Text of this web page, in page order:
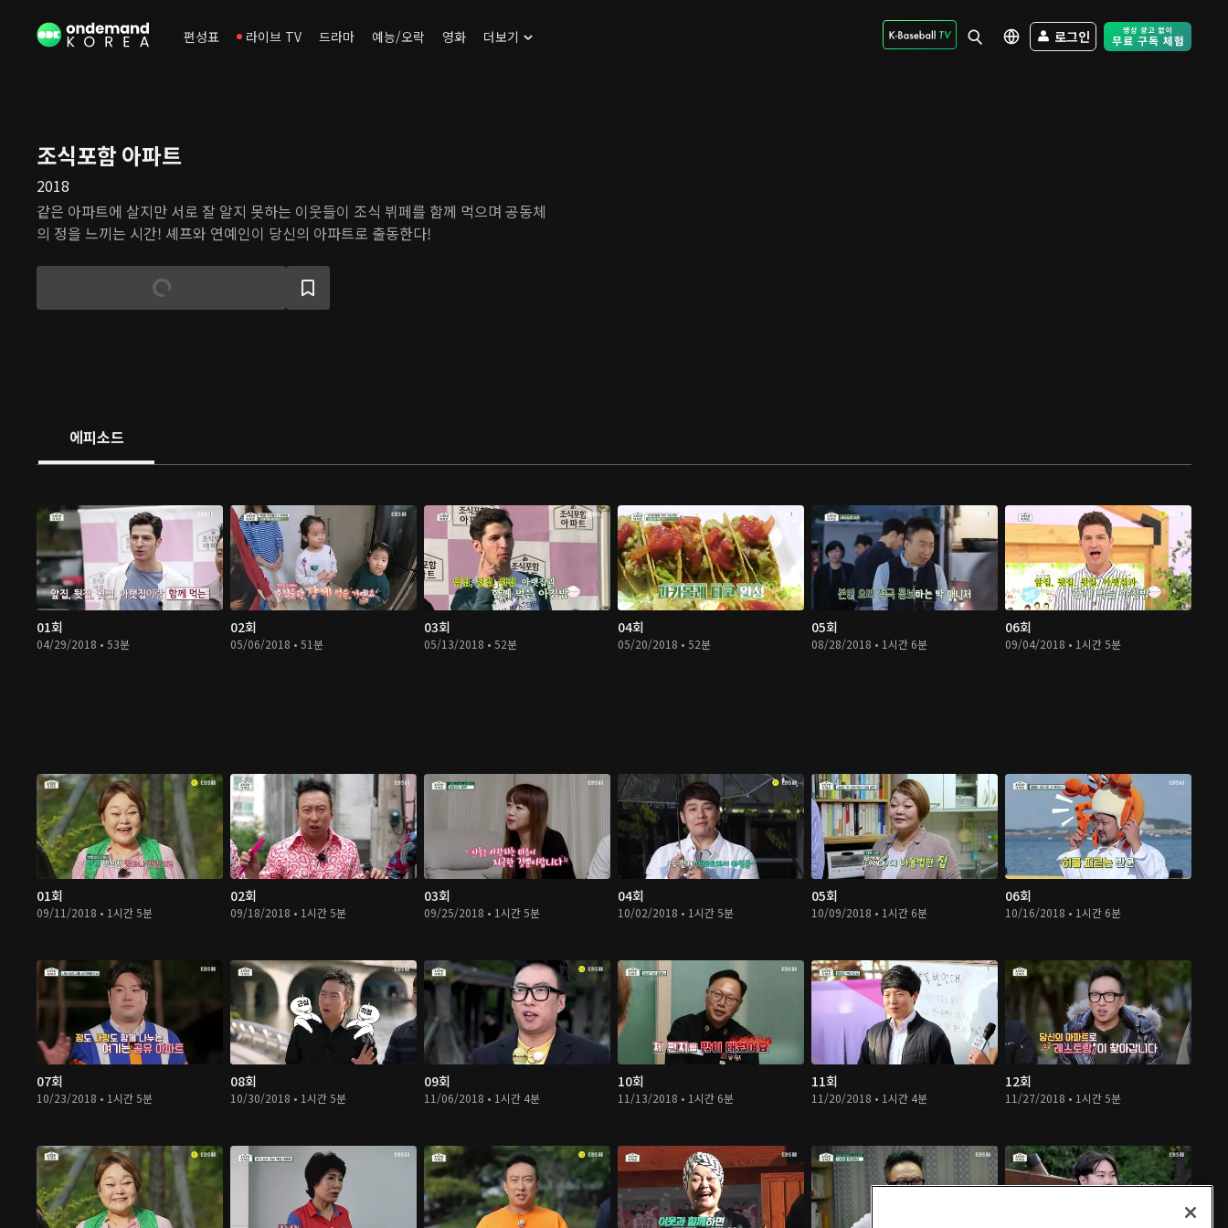
편성표 라이브 TV 드라마 예능/오락 영화 더보기 로그인 Free Trial -
조식포함 아파트
2018
같은 아파트에 살지만 서로 잘 알지 못하는 이웃들이 조식 뷔페를 함께 먹으며 공동체
의 정을 느끼는 시간! 셰프와 연예인이 당신의 아파트로 출동한다!
에피소드
01회
04/29/2018 • 53분
02회
05/06/2018 • 51분
03회
05/13/2018 • 52분
04회
05/20/2018 • 52분
05회
08/28/2018 • 1시간 6분
06회
09/04/2018 • 1시간 5분
01회
09/11/2018 • 1시간 5분
02회
09/18/2018 • 1시간 5분
03회
09/25/2018 • 1시간 5분
04회
10/02/2018 • 1시간 5분
05회
10/09/2018 • 1시간 6분
06회
10/16/2018 • 1시간 6분
07회
10/23/2018 • 1시간 5분
08회
10/30/2018 • 1시간 5분
09회
11/06/2018 • 1시간 4분
10회
11/13/2018 • 1시간 6분
11회
11/20/2018 • 1시간 4분
12회
11/27/2018 • 1시간 5분